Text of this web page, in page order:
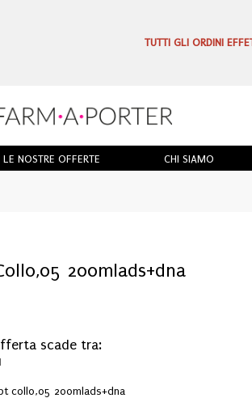
TUTTI GLI ORDINI
LE NOSTRE OFFERTE CHI SIAMO
200mlads+dna
scade tra:
coll0,05 200mlads+dna